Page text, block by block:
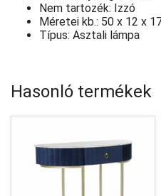
Nem tartozék: Izzó
Méretei kb.: 50 x 12 x
Típus: Asztali lámpa
Hasonló termékek